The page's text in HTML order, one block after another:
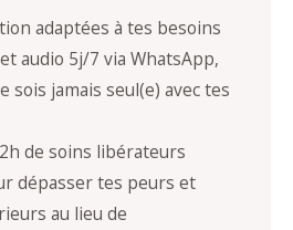
adaptées à tes besoins
audio 5j/7 via WhatsApp,
sois jamais seul(e) avec tes
de soins libérateurs
dépasser tes peurs et
au lieu de